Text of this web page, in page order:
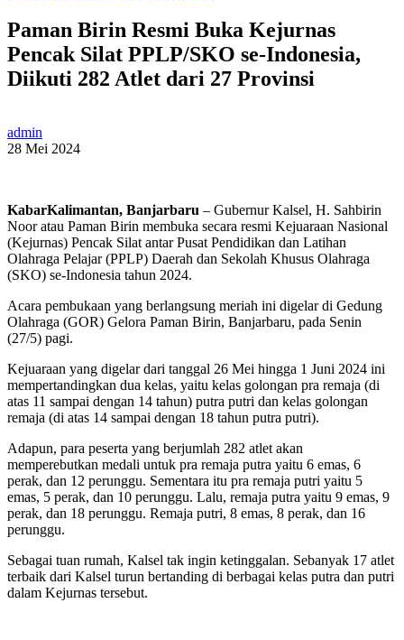
Paman Birin Resmi Buka Kejurnas
Pencak Silat PPLP/SKO se-Indonesia,
Diikuti 282 Atlet dari 27 Provinsi
admin
28 Mei 2024
KabarKalimantan, Banjarbaru – Gubernur Kalsel, H. Sahbirin
Noor atau Paman Birin membuka secara resmi Kejuaraan Nasional
(Kejurnas) Pencak Silat antar Pusat Pendidikan dan Latihan
Olahraga Pelajar (PPLP) Daerah dan Sekolah Khusus Olahraga
(SKO) se-Indonesia tahun 2024.
Acara pembukaan yang berlangsung meriah ini digelar di Gedung
Olahraga (GOR) Gelora Paman Birin, Banjarbaru, pada Senin
(27/5) pagi.
Kejuaraan yang digelar dari tanggal 26 Mei hingga 1 Juni 2024 ini
mempertandingkan dua kelas, yaitu kelas golongan pra remaja (di
atas 11 sampai dengan 14 tahun) putra putri dan kelas golongan
remaja (di atas 14 sampai dengan 18 tahun putra putri).
Adapun, para peserta yang berjumlah 282 atlet akan
memperebutkan medali untuk pra remaja putra yaitu 6 emas, 6
perak, dan 12 perunggu. Sementara itu pra remaja putri yaitu 5
emas, 5 perak, dan 10 perunggu. Lalu, remaja putra yaitu 9 emas, 9
perak, dan 18 perunggu. Remaja putri, 8 emas, 8 perak, dan 16
perunggu.
Sebagai tuan rumah, Kalsel tak ingin ketinggalan. Sebanyak 17 atlet
terbaik dari Kalsel turun bertanding di berbagai kelas putra dan putri
dalam Kejurnas tersebut.